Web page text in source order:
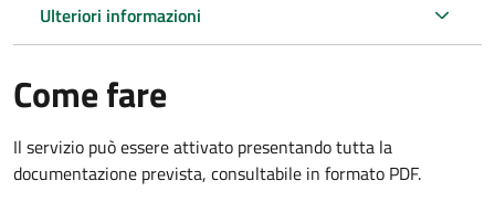
Ulteriori informazioni
Come fare
Il servizio può essere attivato presentando tutta la
documentazione prevista, consultabile in formato PDF.